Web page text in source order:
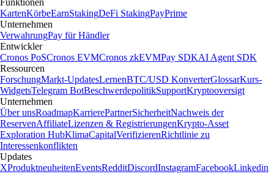
Funktionen
KartenKörbeEarnStakingDeFi StakingPayPrime
Unternehmen
VerwahrungPay für Händler
Entwickler
Cronos PoSCronos EVMCronos zkEVMPay SDKAI Agent SDK
Ressourcen
ForschungMarkt-UpdatesLernenBTC/USD KonverterGlossarKurs-
WidgetsTelegram BotBeschwerdepolitikSupportKryptooversigt
Unternehmen
Über unsRoadmapKarrierePartnerSicherheitNachweis der
ReservenAffiliateLizenzen & RegistrierungenKrypto-Asset
Exploration HubKlimaCapitalVerifizierenRichtlinie zu
Interessenkonflikten
Updates
XProduktneuheitenEventsRedditDiscordInstagramFacebookLinkedin